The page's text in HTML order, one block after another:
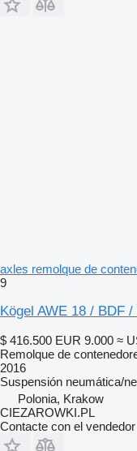
axles remolque de
9
Kögel AWE 18 / BDF
$ 416.500 EUR 9.000 ≈
Remolque de
2016
Suspensión neumática/
Polonia, Krakow
CIEZAROWKI.PL
Contacte con el vendedor